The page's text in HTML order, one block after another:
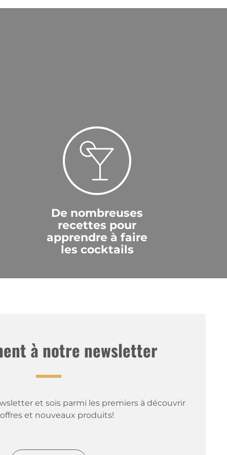
De nombreuses
recettes pour
apprendre à faire
les cocktails
à notre newsletter
et sois parmi les premiers à découvrir
et nouveaux produits!